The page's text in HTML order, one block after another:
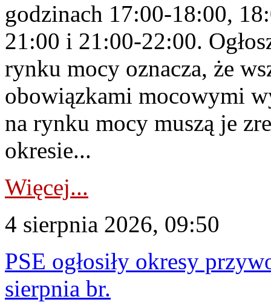
godzinach 17:00-18:00,
21:00 i 21:00-22:00.
rynku mocy oznacza, że
obowiązkami mocowymi
na rynku mocy muszą je
okresie...
Więcej...
4 sierpnia 2026, 09:50
PSE ogłosiły okresy
sierpnia br.